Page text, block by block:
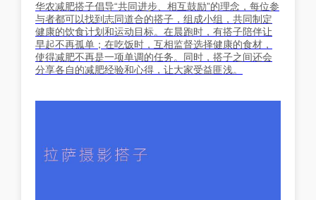
华农减肥搭子倡导“共同进步、相互鼓励”的理念，每位参
与者都可以找到志同道合的搭子，组成小组，共同制定
健康的饮食计划和运动目标。在晨跑时，有搭子陪伴让
早起不再孤单；在吃饭时，互相监督选择健康的食材，
使得减肥不再是一项单调的任务。同时，搭子之间还会
分享各自的减肥经验和心得，让大家受益匪浅。